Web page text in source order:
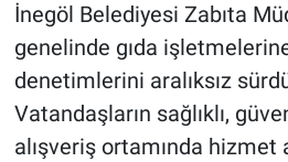
İnegöl Belediyesi Zabıta
genelinde gıda
denetimlerini aralıksız
Vatandaşların sağlıklı,
alışveriş ortamında hizmet
Siyaset
Yaşam
Spor